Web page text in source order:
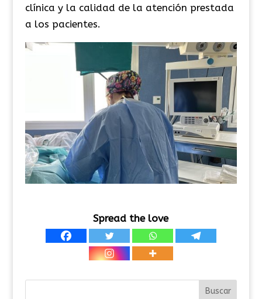
clínica y la calidad de la atención prestada
a los pacientes.
Spread the love